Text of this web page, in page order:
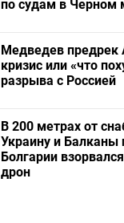
по судам в Черном
Медведев
кризис или «что
разрыва с Россией
В 200 метрах от
Украину и Балканы
Болгарии
дрон